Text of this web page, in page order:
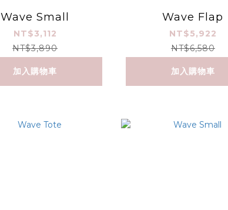
Wave Small
NT$3,112
NT$3,890
加入購物車
Wave Flap
NT$5,922
NT$6,580
加入購物車